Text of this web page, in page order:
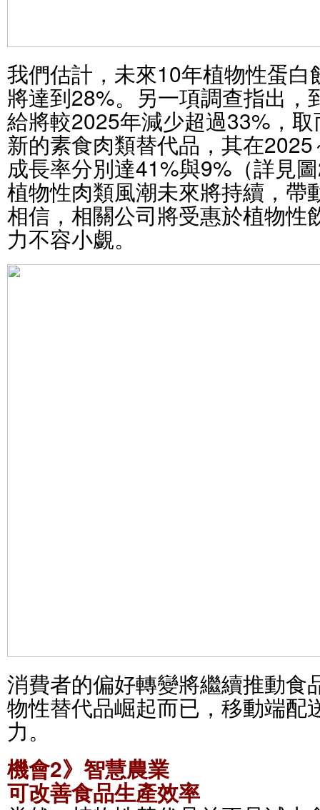
我們估計，未來10年植物性蛋
將達到28%。另一項調查指出，
給將較2025年減少超過33%，
新的素食肉類替代品，其在
成長率分別達41%與9%（詳見
植物性肉類風潮未來將持續，帶
相信，相關公司將受惠於植物性
力不容小覷。
消費者的偏好轉變將繼續推動食
物性替代品崛起而已，移動端配
力。
機會2》智慧農業
可改善食品生產效率